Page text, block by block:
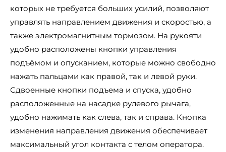
которых не требуется больших усилий, позволяют
управлять направлением движения и скоростью, а
также электромагнитным тормозом. На рукояти
удобно расположены кнопки управления
подъёмом и опусканием, которые можно свободно
нажать пальцами как правой, так и левой руки.
Сдвоенные кнопки подъема и спуска, удобно
расположенные на насадке рулевого рычага,
удобно нажимать как слева, так и справа. Кнопка
изменения направления движения обеспечивает
максимальный угол контакта с телом оператора.